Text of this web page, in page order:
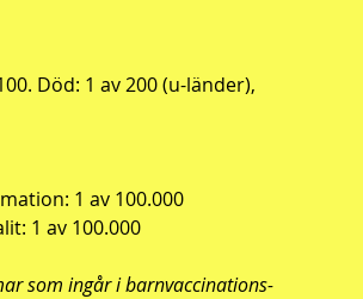
Död: 1 av 200 (u-länder),
1 av 100.000
1 av 100.000
som ingår i barnvaccinations-